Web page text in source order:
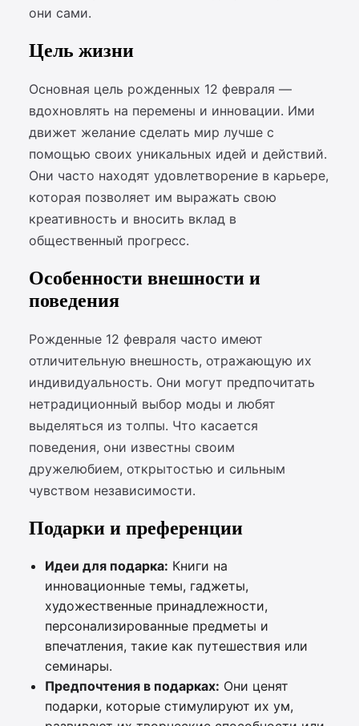
они сами.
Цель жизни
Основная цель рожденных 12 февраля —
вдохновлять на перемены и инновации. Ими
движет желание сделать мир лучше с
помощью своих уникальных идей и действий.
Они часто находят удовлетворение в карьере,
которая позволяет им выражать свою
креативность и вносить вклад в
общественный прогресс.
Особенности внешности и
поведения
Рожденные 12 февраля часто имеют
отличительную внешность, отражающую их
индивидуальность. Они могут предпочитать
нетрадиционный выбор моды и любят
выделяться из толпы. Что касается
поведения, они известны своим
дружелюбием, открытостью и сильным
чувством независимости.
Подарки и преференции
Идеи для подарка: Книги на
инновационные темы, гаджеты,
художественные принадлежности,
персонализированные предметы и
впечатления, такие как путешествия или
семинары.
Предпочтения в подарках: Они ценят
подарки, которые стимулируют их ум,